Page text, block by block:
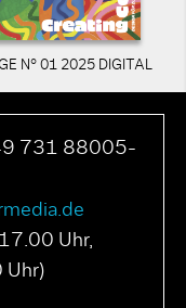
N° 01 2025 DIGITAL
731 88005-
Uhr,
Uhr)